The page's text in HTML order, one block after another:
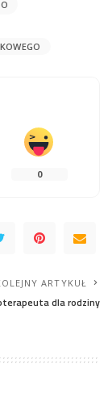
0
ARTYKUŁ
dla rodziny